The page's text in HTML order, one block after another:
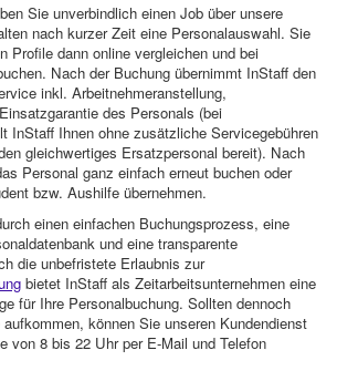
Sie unverbindlich einen Job über unsere
nach kurzer Zeit eine Personalauswahl. Sie
Profile dann online vergleichen und bei
Nach der Buchung übernimmt InStaff den
inkl. Arbeitnehmeranstellung,
des Personals (bei
InStaff Ihnen ohne zusätzliche Servicegebühren
gleichwertiges Ersatzpersonal bereit). Nach
Personal ganz einfach erneut buchen oder
bzw. Aushilfe übernehmen.
einen einfachen Buchungsprozess, eine
und eine transparente
die unbefristete Erlaubnis zur
bietet InStaff als Zeitarbeitsunternehmen eine
für Ihre Personalbuchung. Sollten dennoch
können Sie unseren Kundendienst
von 8 bis 22 Uhr per E-Mail und Telefon